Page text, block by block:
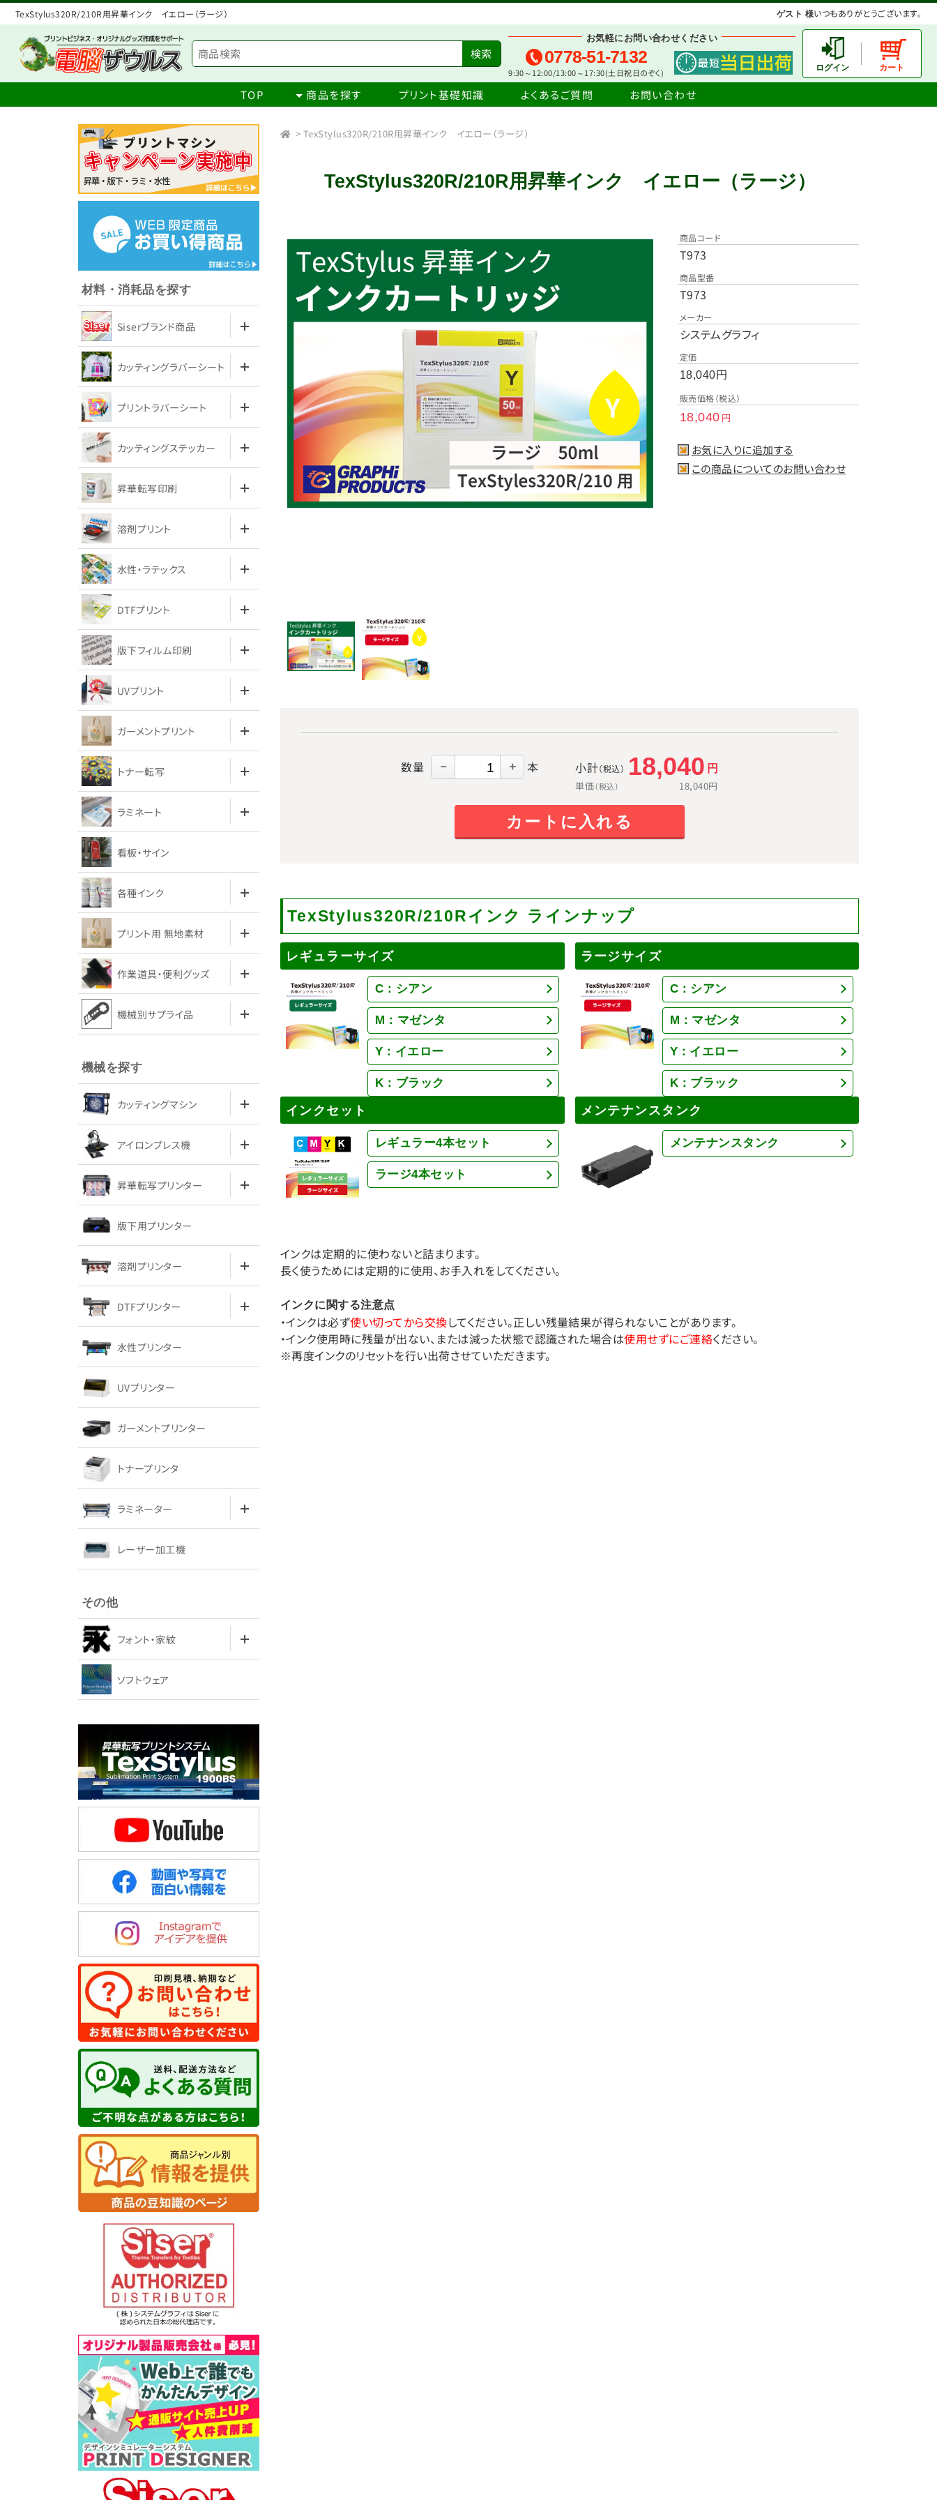
TexStylus320R/210R用昇華インク イエロー（ラージ） ゲスト 様いつもありがとうございます。
お気軽にお問い合わせください
0778-51-7132
9:30～12:00/13:00～17:30(土日祝日のぞく)
TOP 商品を探す プリント基礎知識 よくあるご質問 お問い合わせ
> TexStylus320R/210R用昇華インク イエロー（ラージ）
TexStylus320R/210R用昇華インク イエロー（ラージ）
TexStylus320R/210Rインク ラインナップ
レギュラーサイズ
C：シアン
M：マゼンタ
Y：イエロー
K：ブラック
ラージサイズ
C：シアン
M：マゼンタ
Y：イエロー
K：ブラック
インクセット
レギュラー4本セット
ラージ4本セット
メンテナンスタンク
メンテナンスタンク
インクは定期的に使わないと詰まります。
長く使うためには定期的に使用、お手入れをしてください。
インクに関する注意点
・インクは必ず使い切ってから交換してください。正しい残量結果が得られないことがあります。
・インク使用時に残量が出ない、または減った状態で認識された場合は使用せずにご連絡ください。
※再度インクのリセットを行い出荷させていただきます。
商品コード
T973
商品型番
T973
メーカー
システムグラフィ
定価
18,040円
販売価格（税込）
18,040 円
お気に入りに追加する
この商品についてのお問い合わせ
数量 － ＋ 本 小計（税込） 18,040 円
単価（税込） 18,040円
カートに入れる
材料・消耗品を探す
Siserブランド商品
カッティングラバーシート
プリントラバーシート
カッティングステッカー
昇華転写印刷
溶剤プリント
水性・ラテックス
DTFプリント
版下フィルム印刷
UVプリント
ガーメントプリント
トナー転写
ラミネート
看板・サイン
各種インク
プリント用 無地素材
作業道具・便利グッズ
機械別サプライ品
機械を探す
カッティングマシン
アイロンプレス機
昇華転写プリンター
版下用プリンター
溶剤プリンター
DTFプリンター
水性プリンター
UVプリンター
ガーメントプリンター
トナープリンタ
ラミネーター
レーザー加工機
その他
フォント・家紋
ソフトウェア